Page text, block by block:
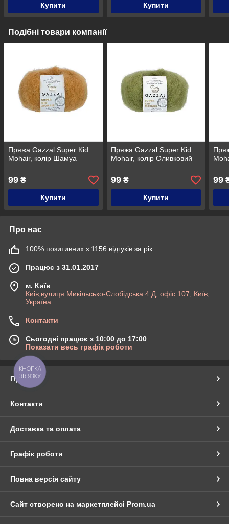
Купити Купити
Подібні товари компанії
Пряжа Gazzal Super Kid
Mohair, колір Шамуа
99 ₴
Купити
Пряжа Gazzal Super Kid
Mohair, колір Оливковий
99₴
Купити
99
Про нас
100% позитивних з 1156 відгуків за рік
Працює з 31.01.2017
м. Київ
Киів,вулиця Микільсько-Слобідська 4 Д, офіс 107, Київ,
Україна
Контакти
Сьогодні працює з 10:00 до 17:00
Показати весь графік роботи
Про нас
Контакти
Доставка та оплата
Графік роботи
Повна версія сайту
Сайт створено на маркетплейсі Prom.ua
КНОПКА
ЗВ'ЯЗКУ